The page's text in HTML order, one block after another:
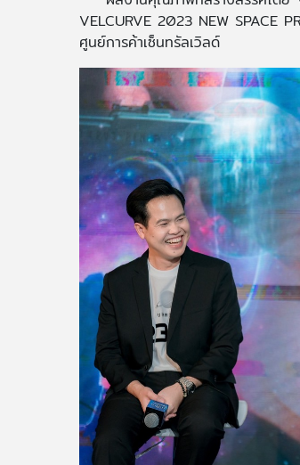
VELCURVE 2023 NEW SPACE
ศูนย์การค้าเซ็นทรัลเวิลด์